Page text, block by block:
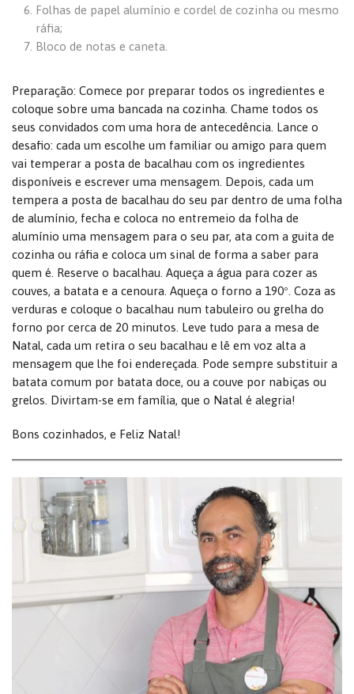
Folhas de papel alumínio e cordel de cozinha ou mesmo
ráfia;
Bloco de notas e caneta.
Preparação: Comece por preparar todos os ingredientes e
coloque sobre uma bancada na cozinha. Chame todos os
seus convidados com uma hora de antecedência. Lance o
desafio: cada um escolhe um familiar ou amigo para quem
vai temperar a posta de bacalhau com os ingredientes
disponíveis e escrever uma mensagem. Depois, cada um
tempera a posta de bacalhau do seu par dentro de uma folha
de alumínio, fecha e coloca no entremeio da folha de
alumínio uma mensagem para o seu par, ata com a guita de
cozinha ou ráfia e coloca um sinal de forma a saber para
quem é. Reserve o bacalhau. Aqueça a água para cozer as
couves, a batata e a cenoura. Aqueça o forno a 190º. Coza as
verduras e coloque o bacalhau num tabuleiro ou grelha do
forno por cerca de 20 minutos. Leve tudo para a mesa de
Natal, cada um retira o seu bacalhau e lê em voz alta a
mensagem que lhe foi endereçada. Pode sempre substituir a
batata comum por batata doce, ou a couve por nabiças ou
grelos. Divirtam-se em família, que o Natal é alegria!
Bons cozinhados, e Feliz Natal!